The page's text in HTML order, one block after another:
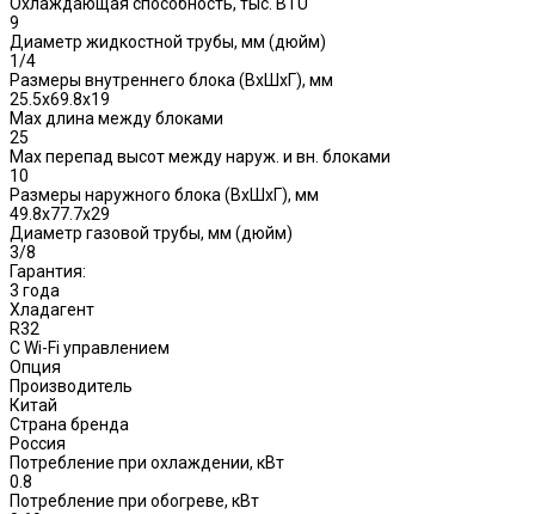
Охлаждающая способность, тыс. BTU
9
Диаметр жидкостной трубы, мм (дюйм)
1/4
Размеры внутреннего блока (ВхШхГ), мм
25.5x69.8x19
Max длина между блоками
25
Max перепад высот между наруж. и вн. блоками
10
Размеры наружного блока (ВхШхГ), мм
49.8x77.7x29
Диаметр газовой трубы, мм (дюйм)
3/8
Гарантия:
3 года
Хладагент
R32
С Wi-Fi управлением
Опция
Производитель
Китай
Страна бренда
Россия
Потребление при охлаждении, кВт
0.8
Потребление при обогреве, кВт